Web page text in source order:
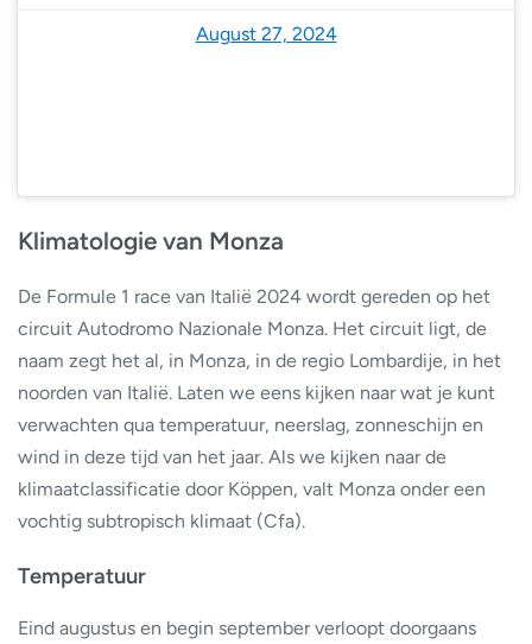
August 27, 2024
Klimatologie van Monza
De Formule 1 race van Italië 2024 wordt gereden op het
circuit Autodromo Nazionale Monza. Het circuit ligt, de
naam zegt het al, in Monza, in de regio Lombardije, in het
noorden van Italië. Laten we eens kijken naar wat je kunt
verwachten qua temperatuur, neerslag, zonneschijn en
wind in deze tijd van het jaar. Als we kijken naar de
klimaatclassificatie door Köppen, valt Monza onder een
vochtig subtropisch klimaat (Cfa).
Temperatuur
Eind augustus en begin september verloopt doorgaans